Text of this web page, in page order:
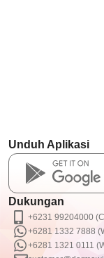
Dukungan
+6231 99204000
+6281 1332 7888
+6281 1321 0111
Unduh Aplikasi